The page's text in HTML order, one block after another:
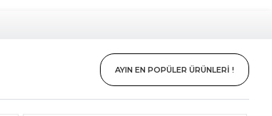
AYIN EN POPÜLER ÜRÜNLERİ !